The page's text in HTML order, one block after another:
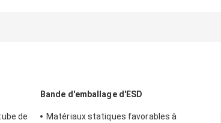
de
Bande d'emballage d'ESD
Matériaux statiques favorables à